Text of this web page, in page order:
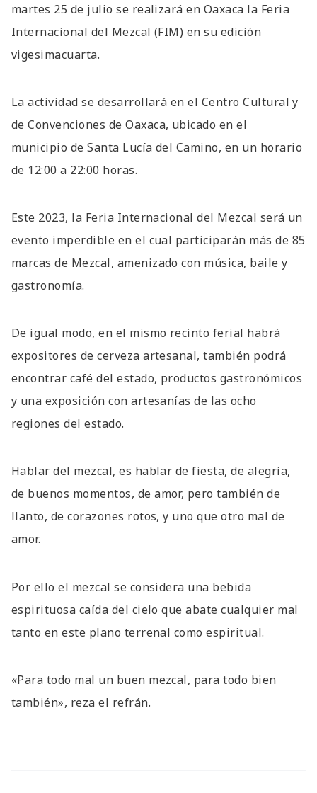
martes 25 de julio se realizará en Oaxaca la Feria
Internacional del Mezcal (FIM) en su edición
vigesimacuarta.
La actividad se desarrollará en el Centro Cultural y
de Convenciones de Oaxaca, ubicado en el
municipio de Santa Lucía del Camino, en un horario
de 12:00 a 22:00 horas.
Este 2023, la Feria Internacional del Mezcal será un
evento imperdible en el cual participarán más de 85
marcas de Mezcal, amenizado con música, baile y
gastronomía.
De igual modo, en el mismo recinto ferial habrá
expositores de cerveza artesanal, también podrá
encontrar café del estado, productos gastronómicos
y una exposición con artesanías de las ocho
regiones del estado.
Hablar del mezcal, es hablar de fiesta, de alegría,
de buenos momentos, de amor, pero también de
llanto, de corazones rotos, y uno que otro mal de
amor.
Por ello el mezcal se considera una bebida
espirituosa caída del cielo que abate cualquier mal
tanto en este plano terrenal como espiritual.
«Para todo mal un buen mezcal, para todo bien
también», reza el refrán.